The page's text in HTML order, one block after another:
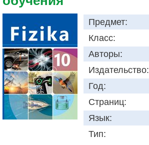
Предмет:
Класс:
Авторы:
Издательство:
Год:
Страниц:
Язык:
Тип: